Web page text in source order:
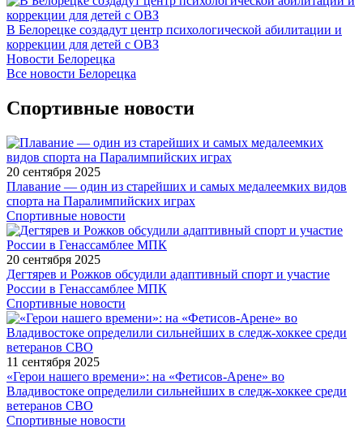
В Белорецке создадут центр психологической абилитации и
коррекции для детей с ОВЗ
Новости Белорецка
Все новости Белорецка
Спортивные новости
20 сентября 2025
Плавание — один из старейших и самых медалеемких видов
спорта на Паралимпийских играх
Спортивные новости
20 сентября 2025
Дегтярев и Рожков обсудили адаптивный спорт и участие
России в Генассамблее МПК
Спортивные новости
11 сентября 2025
«Герои нашего времени»: на «Фетисов-Арене» во
Владивостоке определили сильнейших в следж-хоккее среди
ветеранов СВО
Спортивные новости